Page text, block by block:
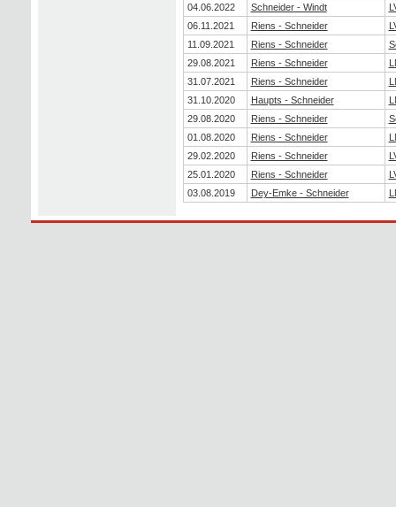
04.06.2022
Schneider - Windt
06.11.2021
Riens - Schneider
11.09.2021
Riens - Schneider
29.08.2021
Riens - Schneider
31.07.2021
Riens - Schneider
31.10.2020
Haupts - Schneider
29.08.2020
Riens - Schneider
01.08.2020
Riens - Schneider
29.02.2020
Riens - Schneider
25.01.2020
Riens - Schneider
03.08.2019
Dey-Emke - Schneider